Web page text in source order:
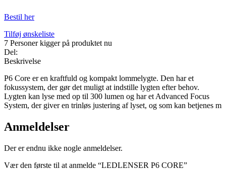
Bestil her
Tilføj ønskeliste
7 Personer kigger på produktet nu
Del:
Beskrivelse
P6 Core er en kraftfuld og kompakt lommelygte. Den har et
fokussystem, der gør det muligt at indstille lygten efter behov.
Lygten kan lyse med op til 300 lumen og har et Advanced Focus
System, der giver en trinløs justering af lyset, og som kan betjenes m
Anmeldelser
Der er endnu ikke nogle anmeldelser.
Vær den første til at anmelde “LEDLENSER P6 CORE”